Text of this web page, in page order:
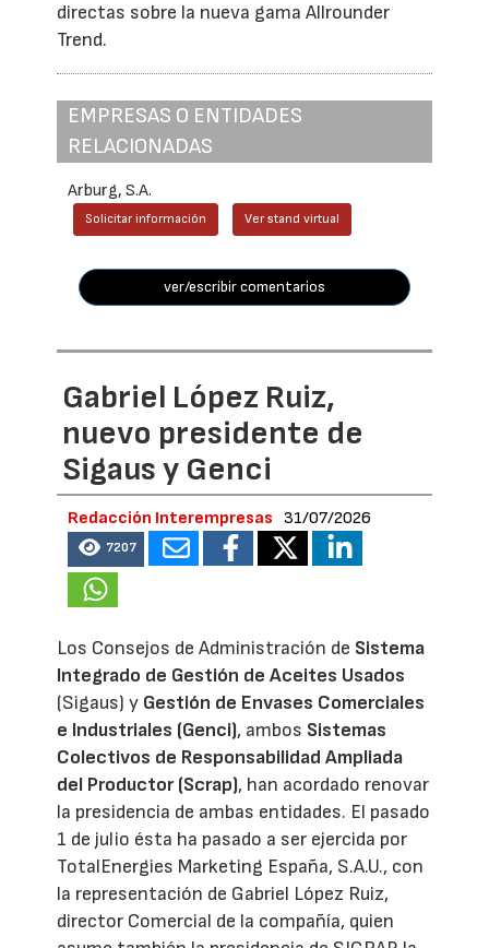
directas sobre la nueva gama Allrounder
Trend.
EMPRESAS O ENTIDADES
RELACIONADAS
Arburg, S.A.
Solicitar información Ver stand virtual
ver/escribir comentarios
Gabriel López Ruiz,
nuevo presidente de
Sigaus y Genci
Redacción Interempresas 31/07/2026
7207
Los Consejos de Administración de Sistema
Integrado de Gestión de Aceites Usados
(Sigaus) y Gestión de Envases Comerciales
e Industriales (Genci), ambos Sistemas
Colectivos de Responsabilidad Ampliada
del Productor (Scrap), han acordado renovar
la presidencia de ambas entidades. El pasado
1 de julio ésta ha pasado a ser ejercida por
TotalEnergies Marketing España, S.A.U., con
la representación de Gabriel López Ruiz,
director Comercial de la compañía, quien